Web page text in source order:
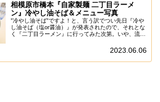
相模原市橋本『自家製麺 二丁目ラーメ
ン』冷やし油そば＆メニュー写真
”冷やし油そば”ですよ！と、言う訳でつい先日『冷や
し油そば（塩or醤油）』が発表されたので、それとな
く『二丁目ラーメン』に行ってみた次第。いや、流石
するのは無理ゲーですが、何気に”つけ麺”とか...
2023.06.06